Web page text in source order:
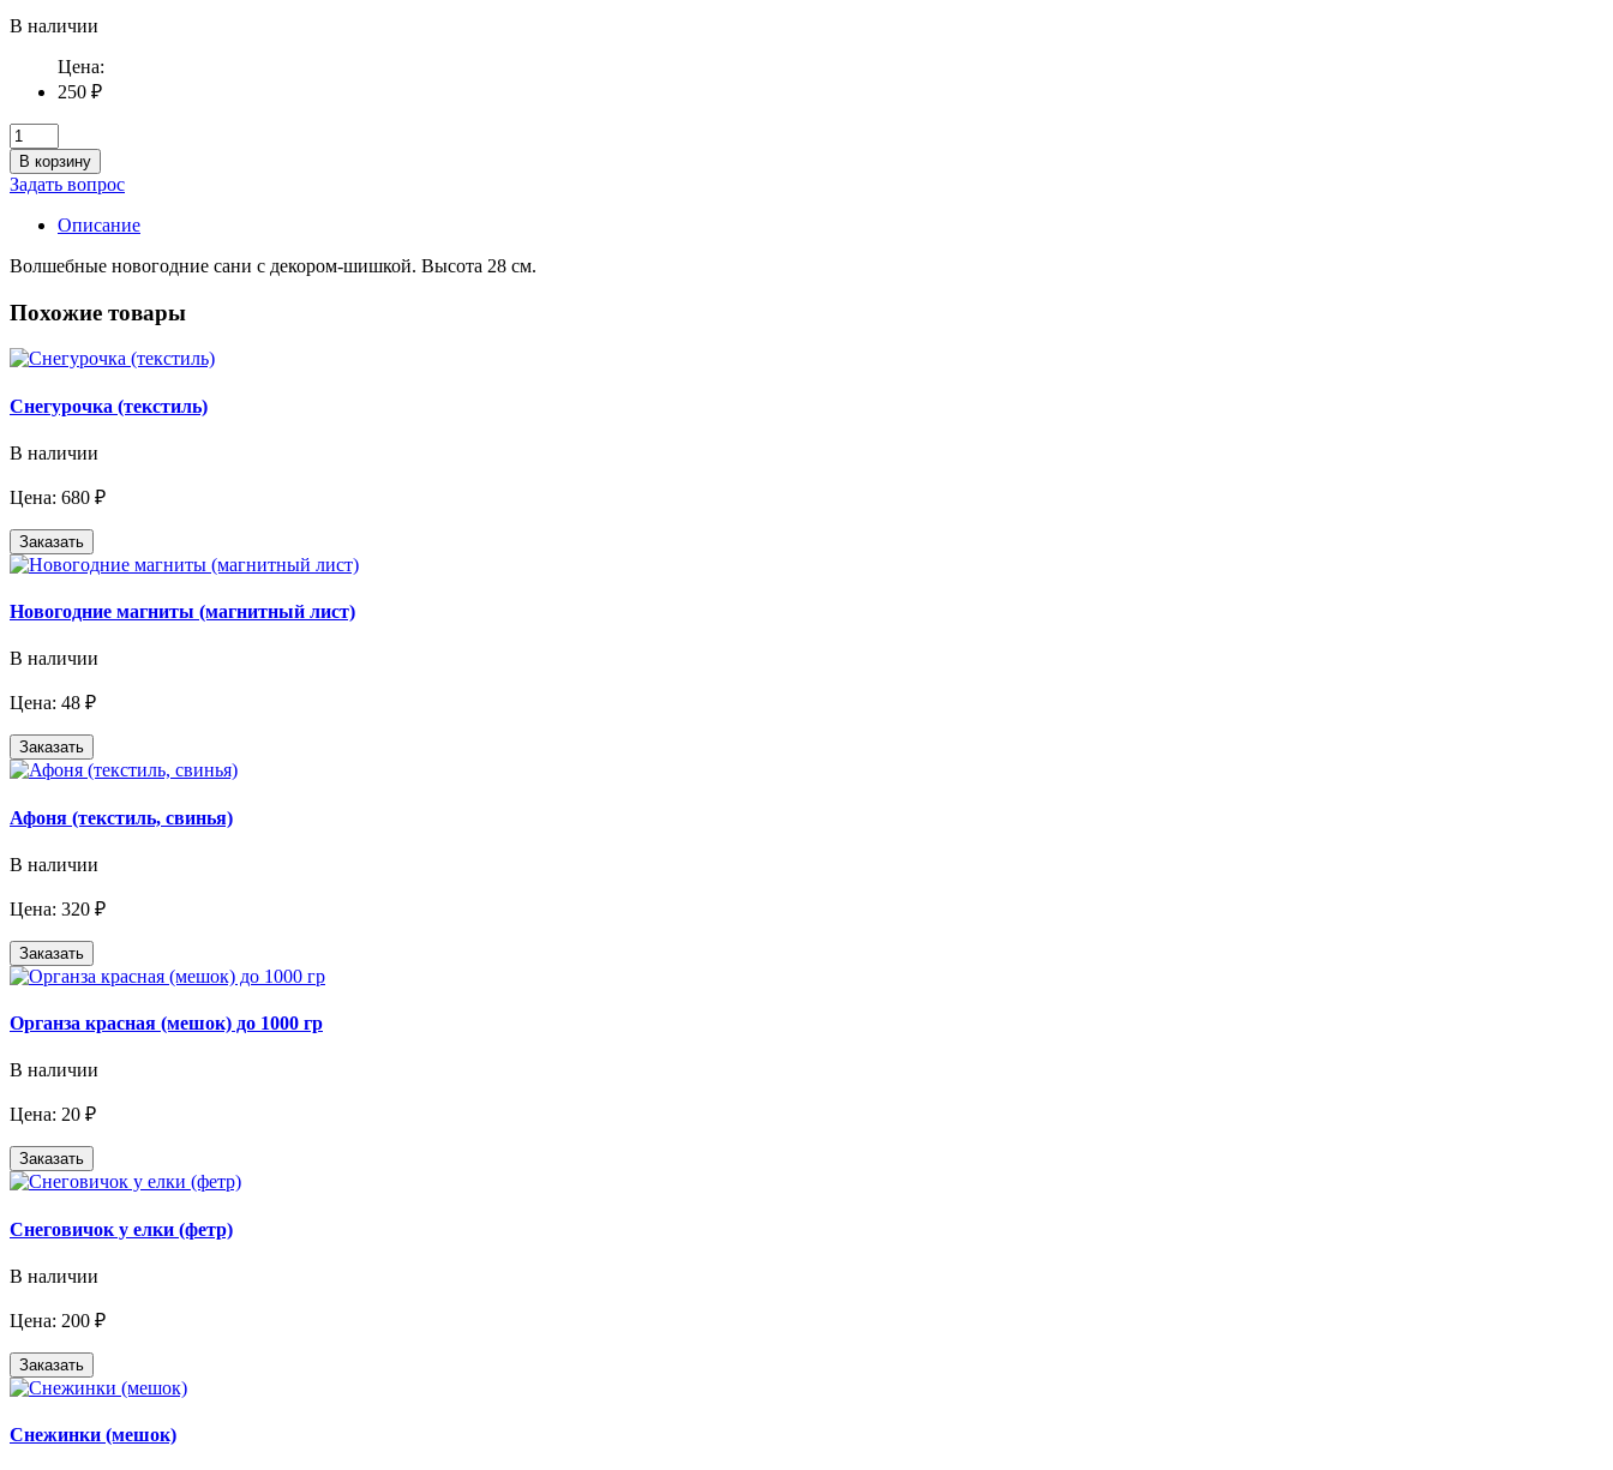
В наличии
Цена:
250 ₽
В корзину
Задать вопрос
Описание
Волшебные новогодние сани с декором-шишкой. Высота 28 см.
Похожие товары
Снегурочка (текстиль)
В наличии
Цена: 680 ₽
Заказать
Новогодние магниты (магнитный лист)
В наличии
Цена: 48 ₽
Заказать
Афоня (текстиль, свинья)
В наличии
Цена: 320 ₽
Заказать
Органза красная (мешок) до 1000 гр
В наличии
Цена: 20 ₽
Заказать
Снеговичок у елки (фетр)
В наличии
Цена: 200 ₽
Заказать
Снежинки (мешок)